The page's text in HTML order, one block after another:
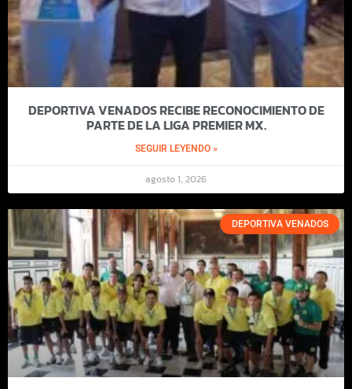
DEPORTIVA VENADOS RECIBE RECONOCIMIENTO DE
PARTE DE LA LIGA PREMIER MX.
SEGUIR LEYENDO »
agosto 1, 2026
DEPORTIVA VENADOS